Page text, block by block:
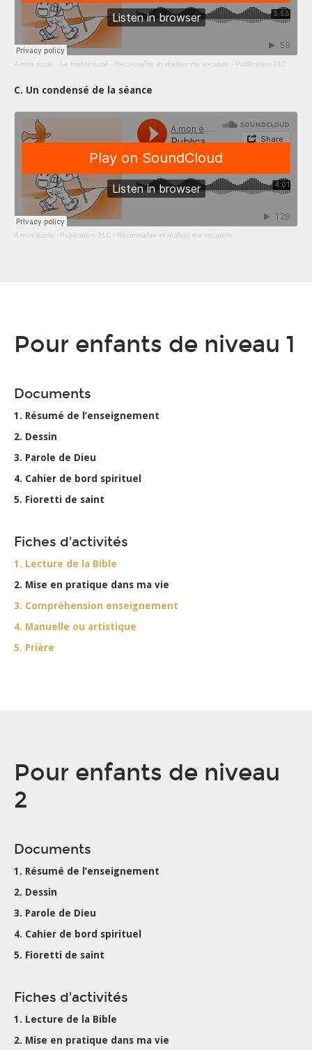
A mon école · Le bref résumé - Reconnaître et réaliser ma vocation - Publication 31C
C. Un condensé de la séance
A mon école · Publication 31C - Reconnaître et réaliser ma vocation
Pour enfants de niveau 1
Documents
1. Résumé de l’enseignement
2. Dessin
3. Parole de Dieu
4. Cahier de bord spirituel
5. Fioretti de saint
Fiches d'activités
1. Lecture de la Bible
2. Mise en pratique dans ma vie
3. Compréhension enseignement
4. Manuelle ou artistique
5. Prière
Pour enfants de niveau
2
Documents
1. Résumé de l’enseignement
2. Dessin
3. Parole de Dieu
4. Cahier de bord spirituel
5. Fioretti de saint
Fiches d'activités
1. Lecture de la Bible
2. Mise en pratique dans ma vie